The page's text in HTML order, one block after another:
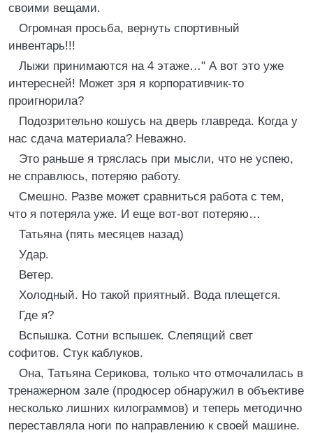
своими вещами.
Огромная просьба, вернуть спортивный
инвентарь!!!
Лыжи принимаются на 4 этаже…" А вот это уже
интересней! Может зря я корпоративчик-то
проигнорила?
Подозрительно кошусь на дверь главреда. Когда у
нас сдача материала? Неважно.
Это раньше я тряслась при мысли, что не успею,
не справлюсь, потеряю работу.
Смешно. Разве может сравниться работа с тем,
что я потеряла уже. И еще вот-вот потеряю…
Татьяна (пять месяцев назад)
Удар.
Ветер.
Холодный. Но такой приятный. Вода плещется.
Где я?
Вспышка. Сотни вспышек. Слепящий свет
софитов. Стук каблуков.
Она, Татьяна Серикова, только что отмочалилась в
тренажерном зале (продюсер обнаружил в объективе
несколько лишних килограммов) и теперь методично
переставляла ноги по направлению к своей машине.